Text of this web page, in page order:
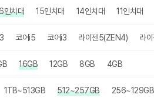
인치대 15인치대 14인치대 11인치대
코어i5 코어i3 라이젠5(ZEN4) 라
16GB 12GB 8GB 4GB
1TB~513GB 512~257GB 256~129GB